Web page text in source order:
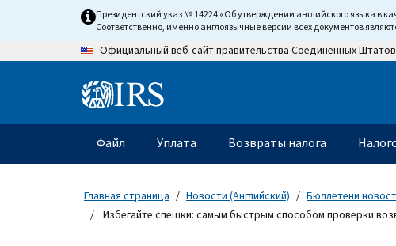
content
Президентский указ № 14224 «Об утверждении английского языка в
Соответственно, именно англоязычные версии всех документов
Официальный веб-сайт правительства Соединенных Штатов
Information
Главное
меню
Файл Уплата Возвраты налога
Главная страница Новости (Английский)
Бюллетени
Избегайте спешки: самым быстрым способом проверки